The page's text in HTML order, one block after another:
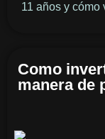
11 años y
Como
manera de